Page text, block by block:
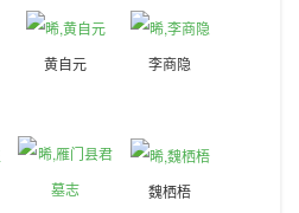
黄自元 李商隐
魏栖梧